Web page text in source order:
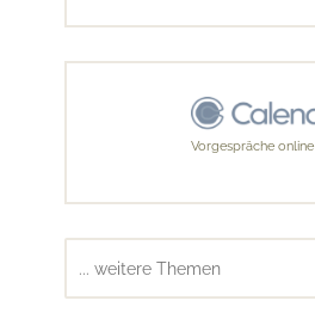
Vorgespräche online